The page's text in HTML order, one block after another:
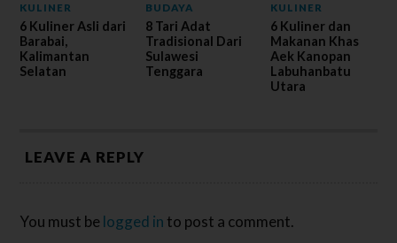
KULINER
6 Kuliner Asli dari
Barabai,
Kalimantan
Selatan
BUDAYA
8 Tari Adat
Tradisional Dari
Sulawesi
Tenggara
KULINER
6 Kuliner dan
Makanan Khas
Aek Kanopan
Labuhanbatu
Utara
LEAVE A REPLY
You must be logged in to post a comment.